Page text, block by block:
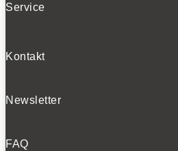
Service
Kontakt
Newsletter
FAQ